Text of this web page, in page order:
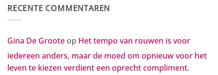
moed
leven
te
verdient
oprecht
aan
de
leven
gaven
RECENTE COMMENTAREN
Gina De Groote op Het tempo van rouwen is voor
iedereen anders, maar de moed om opnieuw voor het
leven te kiezen verdient een oprecht compliment.